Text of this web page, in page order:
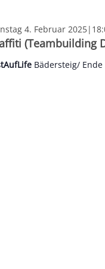
(Teambuilding
4. Februar
Bädersteig/